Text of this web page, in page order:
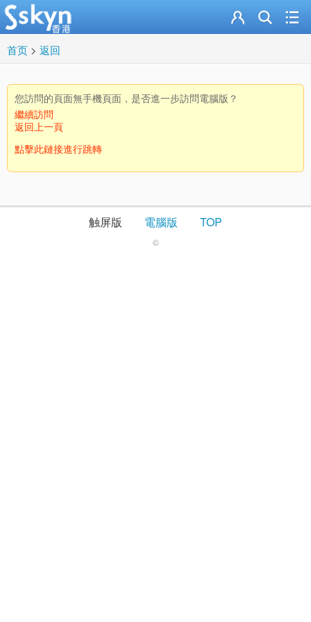
首页 > 返回
您訪問的頁面無手機頁面，是否進一步訪問電腦版？
繼續訪問
返回上一頁
點擊此鏈接進行跳轉
触屏版 電腦版 TOP
©